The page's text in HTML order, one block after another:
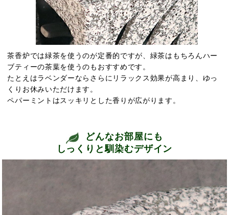
茶香炉では緑茶を使うのが定番的ですが、緑茶はもちろんハー
ブティーの茶葉を使うのもおすすめです。
たとえはラベンダーならさらにリラックス効果が高まり、ゆっ
くりお休みいただけます。
ペパーミントはスッキリとした香りが広がります。
どんなお部屋にも
しっくりと馴染むデザイン